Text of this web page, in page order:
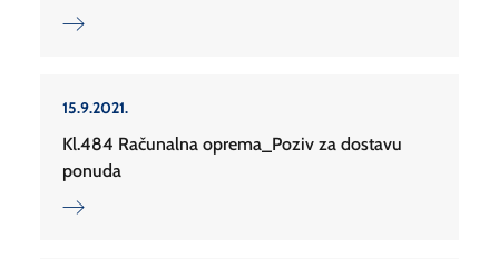
15.9.2021.
Kl.484 Računalna oprema_Poziv za dostavu
ponuda